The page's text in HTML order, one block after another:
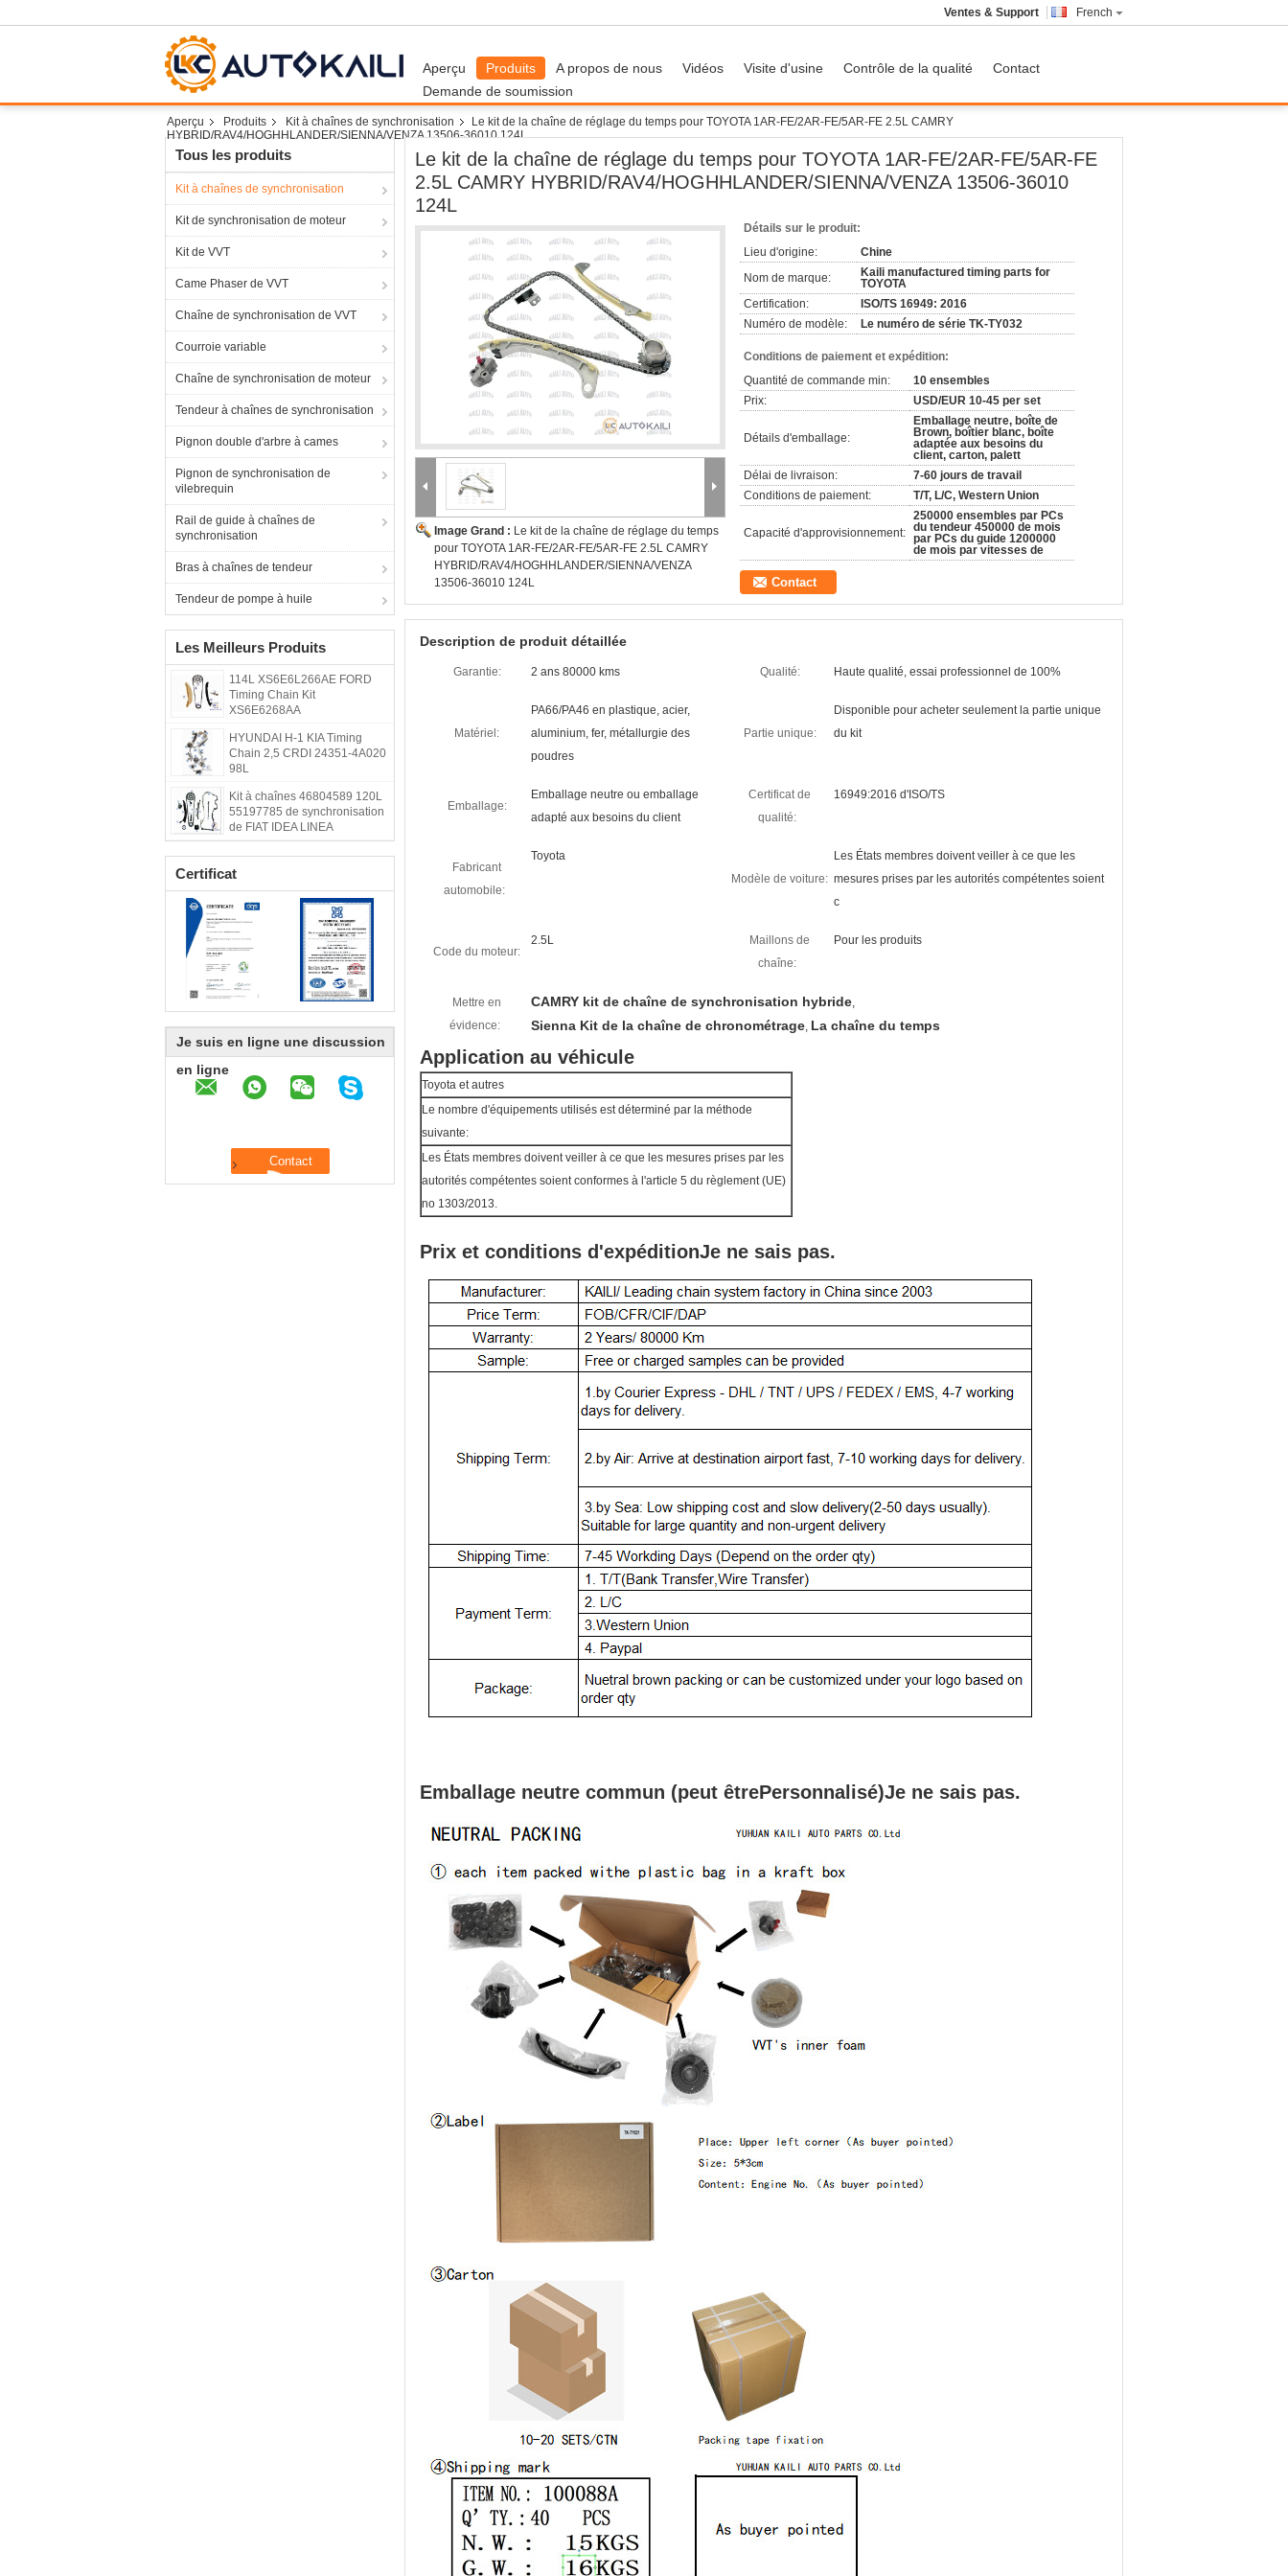
French
Ventes & Support
Aperçu Produits A propos de nous Vidéos Visite d'usine Contrôle de la qualité
Contact
Demande de soumission
Aperçu Produits Kit à chaînes de synchronisation
Le kit de la chaîne de réglage du temps pour TOYOTA 1AR-FE/2AR-FE/5AR-FE 2.5L CAMRY
HYBRID/RAV4/HOGHHLANDER/SIENNA/VENZA 13506-36010 124L
Tous les produits
Kit à chaînes de synchronisation
Kit de synchronisation de moteur
Kit de VVT
Came Phaser de VVT
Chaîne de synchronisation de VVT
Courroie variable
Chaîne de synchronisation de moteur
Tendeur à chaînes de synchronisation
Pignon double d'arbre à cames
Pignon de synchronisation de
vilebrequin
Rail de guide à chaînes de
synchronisation
Bras à chaînes de tendeur
Tendeur de pompe à huile
Les Meilleurs Produits
114L XS6E6L266AE FORD
Timing Chain Kit
XS6E6268AA
HYUNDAI H-1 KIA Timing
Chain 2,5 CRDI 24351-4A020
98L
Kit à chaînes 46804589 120L
55197785 de synchronisation
de FIAT IDEA LINEA
Certificat
Je suis en ligne une discussion
en ligne
Le kit de la chaîne de réglage du temps pour TOYOTA 1AR-FE/2AR-FE/5AR-FE
2.5L CAMRY HYBRID/RAV4/HOGHHLANDER/SIENNA/VENZA 13506-36010
124L
Image Grand : Le kit de la chaîne de réglage du temps
pour TOYOTA 1AR-FE/2AR-FE/5AR-FE 2.5L CAMRY
HYBRID/RAV4/HOGHHLANDER/SIENNA/VENZA
13506-36010 124L
Détails sur le produit:
Lieu d'origine:
Chine
Nom de marque:
Kaili manufactured timing parts for
TOYOTA
Certification:
ISO/TS 16949: 2016
Numéro de modèle:
Le numéro de série TK-TY032
Conditions de paiement et expédition:
Quantité de commande min:
10 ensembles
Prix:
USD/EUR 10-45 per set
Détails d'emballage:
Emballage neutre, boîte de
Brown, boîtier blanc, boîte
adaptée aux besoins du
client, carton, palett
Délai de livraison:
7-60 jours de travail
Conditions de paiement:
T/T, L/C, Western Union
Capacité d'approvisionnement:
250000 ensembles par PCs
du tendeur 450000 de mois
par PCs du guide 1200000
de mois par vitesses de
Contact
Description de produit détaillée
Garantie: 2 ans 80000 kms Qualité: Haute qualité, essai professionnel de 100%
Matériel:
PA66/PA46 en plastique, acier,
aluminium, fer, métallurgie des
poudres
Partie unique:
Disponible pour acheter seulement la partie unique
du kit
Emballage:
Emballage neutre ou emballage
adapté aux besoins du client
Certificat de
qualité:
16949:2016 d'ISO/TS
Fabricant
automobile:
Toyota
Modèle de voiture:
Les États membres doivent veiller à ce que les
mesures prises par les autorités compétentes soient
c
Code du moteur:
2.5L
Maillons de
chaîne:
Pour les produits
Mettre en
évidence:
CAMRY kit de chaîne de synchronisation hybride,
Sienna Kit de la chaîne de chronométrage, La chaîne du temps
Application au véhicule
Toyota et autres
Le nombre d'équipements utilisés est déterminé par la méthode
suivante:
Les États membres doivent veiller à ce que les mesures prises par les
autorités compétentes soient conformes à l'article 5 du règlement (UE)
no 1303/2013.
Prix et conditions d'expéditionJe ne sais pas.
Emballage neutre commun (peut êtrePersonnalisé)Je ne sais pas.